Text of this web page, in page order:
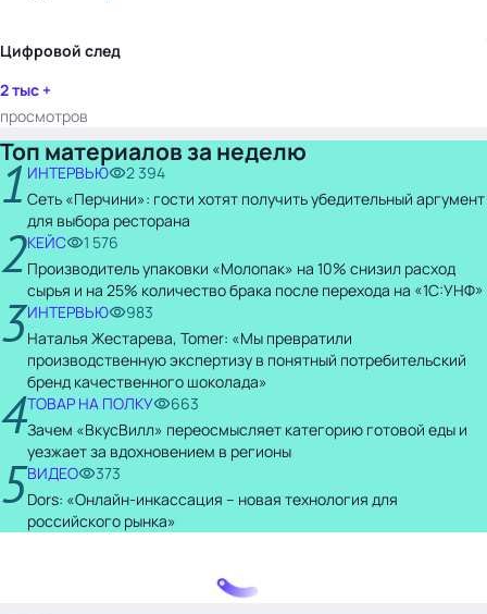
Цифровой след
2 тыс +
просмотров
Топ материалов за неделю
1 ИНТЕРВЬЮ
2 394
Сеть «Перчини»: гости хотят получить убедительный аргумент
для выбора ресторана
2КЕЙС
1 576
Производитель упаковки «Молопак» на 10% снизил расход
сырья и на 25% количество брака после перехода на «1С:УНФ»
3ИНТЕРВЬЮ
983
Наталья Жестарева, Tomer: «Мы превратили
производственную экспертизу в понятный потребительский
бренд качественного шоколада»
4ТОВАР НА ПОЛКУ
663
Зачем «ВкусВилл» переосмысляет категорию готовой еды и
уезжает за вдохновением в регионы
5ВИДЕО
373
Dors: «Онлайн-инкассация – новая технология для
российского рынка»